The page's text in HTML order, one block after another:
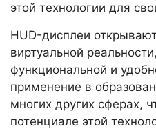
этой технологии для
HUD-дисплеи
виртуальной
функциональной и
применение в
многих других сферах,
потенциале этой